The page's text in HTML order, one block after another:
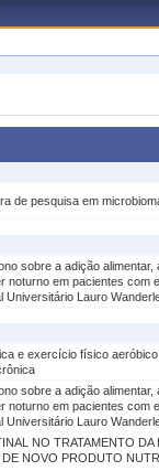
de pesquisa em
sobre a adição
noturno em pacientes com
Universitário Lauro
e exercício físico
sobre a adição
noturno em pacientes com
Universitário Lauro
NO TRATAMENTO DA
NOVO PRODUTO